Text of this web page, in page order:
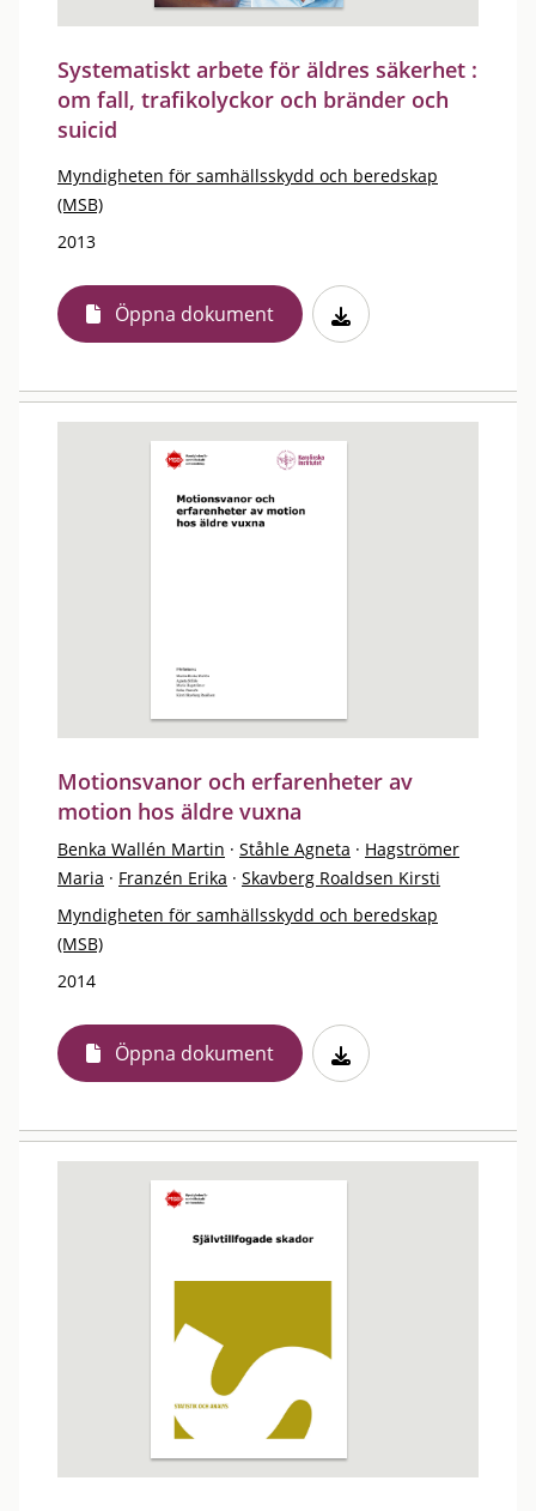
Systematiskt arbete för äldres säkerhet :
om fall, trafikolyckor och bränder och
suicid
Myndigheten för samhällsskydd och beredskap
(MSB)
2013
Öppna dokument
Motionsvanor och erfarenheter av
motion hos äldre vuxna
Benka Wallén Martin · Ståhle Agneta · Hagströmer
Maria · Franzén Erika · Skavberg Roaldsen Kirsti
Myndigheten för samhällsskydd och beredskap
(MSB)
2014
Öppna dokument